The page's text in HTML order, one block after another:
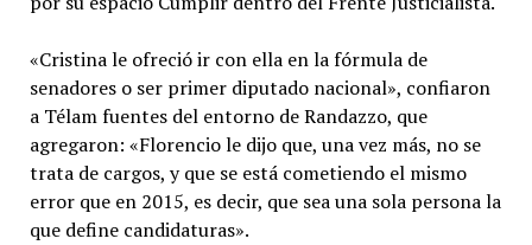
«Cristina le ofreció ir con ella en la fórmula de
senadores o ser primer diputado nacional», confiaron
a Télam fuentes del entorno de Randazzo, que
agregaron: «Florencio le dijo que, una vez más, no se
trata de cargos, y que se está cometiendo el mismo
error que en 2015, es decir, que sea una sola persona la
que define candidaturas».